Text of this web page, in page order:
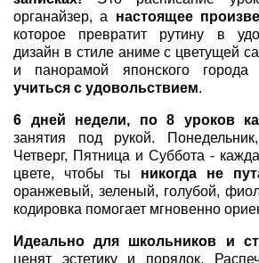
органайзер, а настоящее
которое превратит рутину в
дизайн в стиле аниме с цветущей
и панорамой японского города
учиться с удовольствием.
6 дней недели, по 8 уроков
занятия под рукой.
Четверг, Пятница и Суббота -
цвете, чтобы ты никогда не
оранжевый, зеленый, голубой,
кодировка помогает мгновенно
Идеально для школьников и
ценят эстетику и порядок.